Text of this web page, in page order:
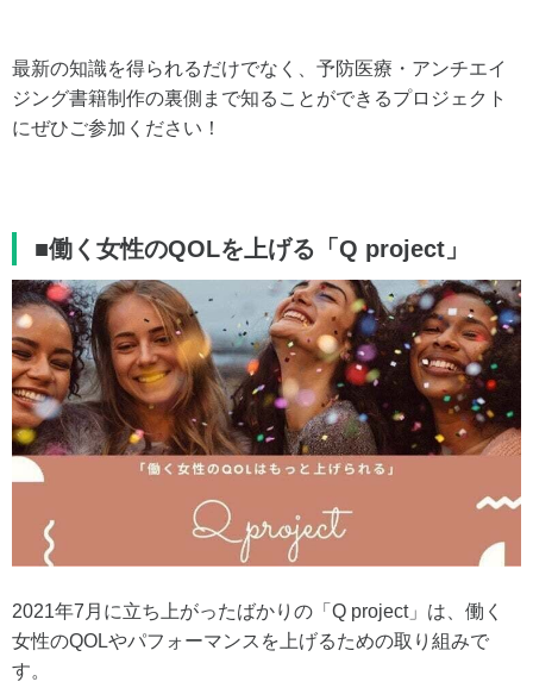
最新の知識を得られるだけでなく、予防医療・アンチエイ
ジング書籍制作の裏側まで知ることができるプロジェクト
にぜひご参加ください！
■働く女性のQOLを上げる「Q project」
2021年7月に立ち上がったばかりの「Q project」は、働く
女性のQOLやパフォーマンスを上げるための取り組みで
す。